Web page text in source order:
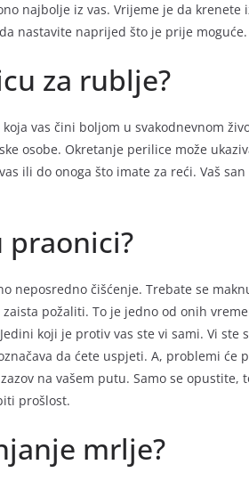
najbolje iz vas. Vrijeme je da krenete
nastavite naprijed što je prije moguće.
za rublje?
vas čini boljom u svakodnevnom
osobe. Okretanje perilice može
ili do onoga što imate za reći. Vaš
praonici?
neposredno čišćenje. Trebate se
požaliti. To je jedno od onih
koji je protiv vas ste vi sami. Vi ste
da ćete uspjeti. A, problemi će
na vašem putu. Samo se opustite,
prošlost.
mrlje?